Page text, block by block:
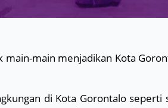
main menjadikan Kota
di Kota Gorontalo seperti